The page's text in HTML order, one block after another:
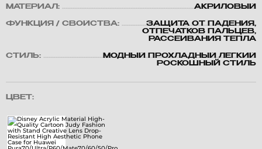
МАТЕРИАЛ: АКРИЛОВЫЙ
ФУНКЦИЯ / СВОЙСТВА:
ЗАЩИТА ОТ ПАДЕНИЯ,
ОТПЕЧАТКОВ ПАЛЬЦЕВ,
РАССЕИВАНИЯ ТЕПЛА
СТИЛЬ:
МОДНЫЙ ПРОХЛАДНЫЙ ЛЕГКИЙ
РОСКОШНЫЙ СТИЛЬ
ЦВЕТ: